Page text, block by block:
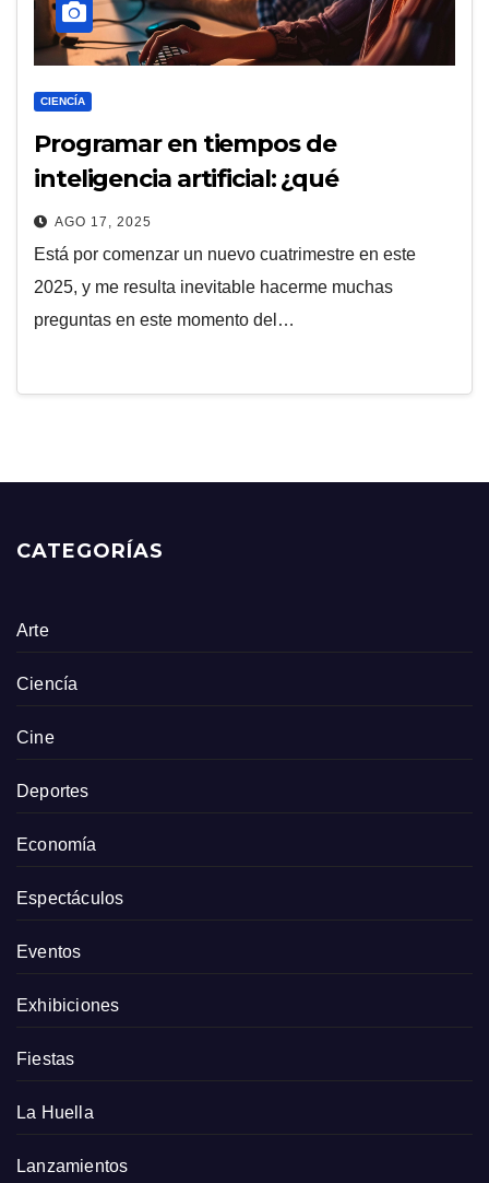
CIENCÍA
Programar en tiempos de
inteligencia artificial: ¿qué
deberíamos enseñar?
AGO 17, 2025
Está por comenzar un nuevo cuatrimestre en este
2025, y me resulta inevitable hacerme muchas
preguntas en este momento del…
CATEGORÍAS
Arte
Ciencía
Cine
Deportes
Economía
Espectáculos
Eventos
Exhibiciones
Fiestas
La Huella
Lanzamientos